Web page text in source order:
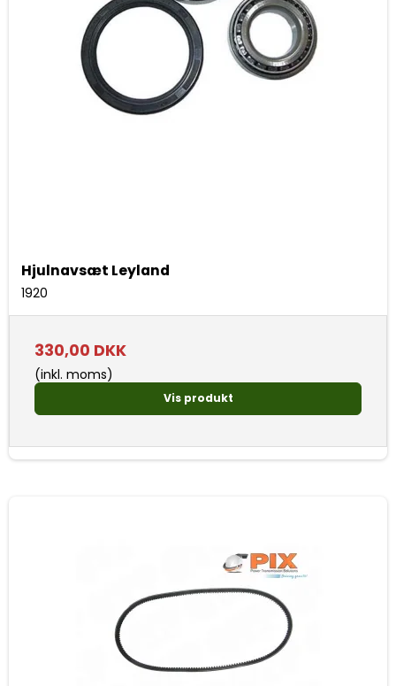
Hjulnavsæt Leyland
1920
330,00 DKK
(inkl. moms)
Vis produkt